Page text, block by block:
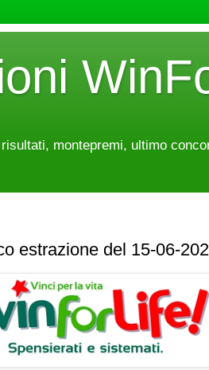
montepremi, ultimo
estrazione del 15-06-